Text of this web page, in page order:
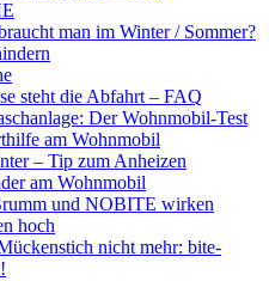
man im Winter / Sommer?
steht die Abfahrt – FAQ
Der Wohnmobil-Test
am Wohnmobil
– Tip zum Anheizen
am Wohnmobil
und NOBITE wirken
hoch
nicht mehr: bite-